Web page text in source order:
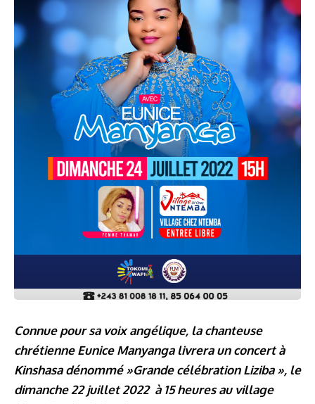
Connue pour sa voix angélique, la chanteuse
chrétienne Eunice Manyanga livrera un concert à
Kinshasa dénommé »Grande célébration Liziba », le
dimanche 22 juillet 2022 à 15 heures au village